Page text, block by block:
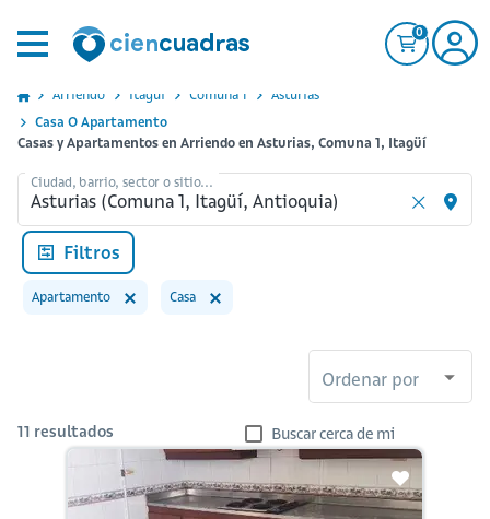
0
Arriendo Itagui Comuna 1
Asturias
Casa O Apartamento
Casas y Apartamentos en Arriendo en Asturias, Comuna 1, Itagüí
Ciudad, barrio, sector o sitio...
Filtros
Apartamento Casa
Ordenar por
11 resultados Buscar cerca de mi